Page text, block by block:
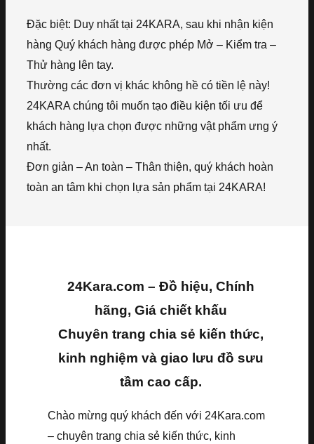
Đặc biệt: Duy nhất tại 24KARA, sau khi nhận kiện
hàng Quý khách hàng được phép Mở – Kiểm tra –
Thử hàng lên tay.
Thường các đơn vị khác không hề có tiền lệ này!
24KARA chúng tôi muốn tạo điều kiện tối ưu để
khách hàng lựa chọn được những vật phẩm ưng ý
nhất.
Đơn giản – An toàn – Thân thiện, quý khách hoàn
toàn an tâm khi chọn lựa sản phẩm tại 24KARA!
24Kara.com – Đồ hiệu, Chính
hãng, Giá chiết khấu
Chuyên trang chia sẻ kiến thức,
kinh nghiệm và giao lưu đồ sưu
tầm cao cấp.
Chào mừng quý khách đến với 24Kara.com
– chuyên trang chia sẻ kiến thức, kinh